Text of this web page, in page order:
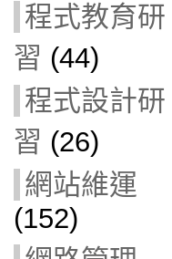
程式教育研
習 (44)
程式設計研
習 (26)
網站維運
(152)